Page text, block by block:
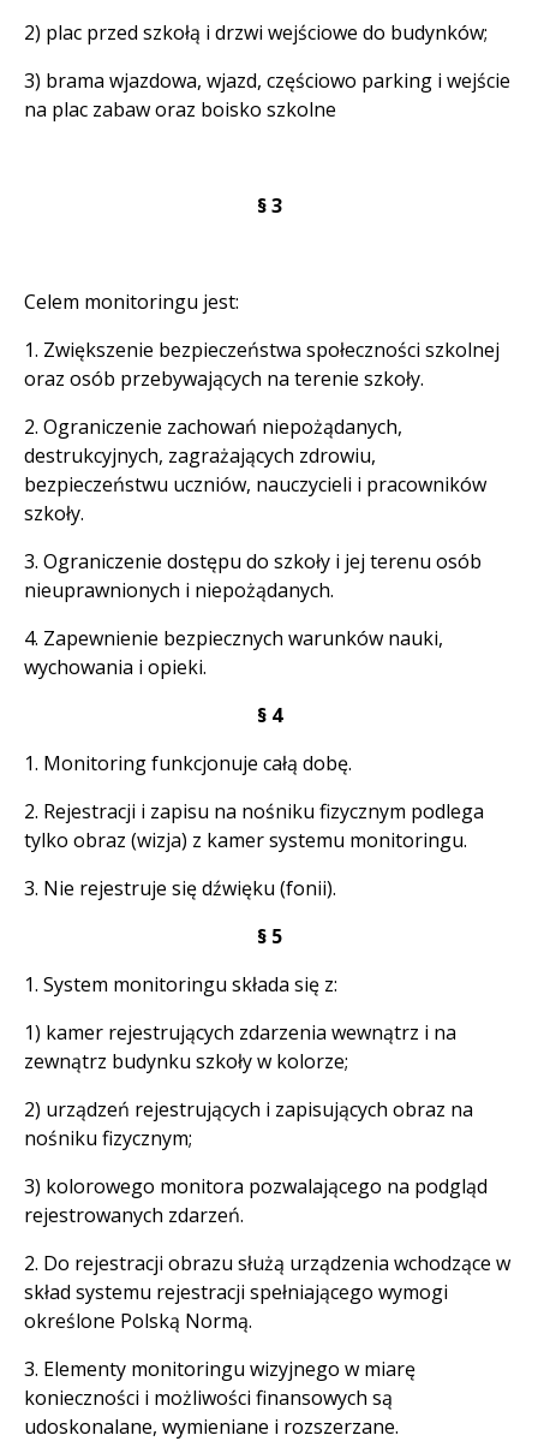
2) plac przed szkołą i drzwi wejściowe do budynków;
3) brama wjazdowa, wjazd, częściowo parking i wejście
na plac zabaw oraz boisko szkolne
§ 3
Celem monitoringu jest:
1. Zwiększenie bezpieczeństwa społeczności szkolnej
oraz osób przebywających na terenie szkoły.
2. Ograniczenie zachowań niepożądanych,
destrukcyjnych, zagrażających zdrowiu,
bezpieczeństwu uczniów, nauczycieli i pracowników
szkoły.
3. Ograniczenie dostępu do szkoły i jej terenu osób
nieuprawnionych i niepożądanych.
4. Zapewnienie bezpiecznych warunków nauki,
wychowania i opieki.
§ 4
1. Monitoring funkcjonuje całą dobę.
2. Rejestracji i zapisu na nośniku fizycznym podlega
tylko obraz (wizja) z kamer systemu monitoringu.
3. Nie rejestruje się dźwięku (fonii).
§ 5
1. System monitoringu składa się z:
1) kamer rejestrujących zdarzenia wewnątrz i na
zewnątrz budynku szkoły w kolorze;
2) urządzeń rejestrujących i zapisujących obraz na
nośniku fizycznym;
3) kolorowego monitora pozwalającego na podgląd
rejestrowanych zdarzeń.
2. Do rejestracji obrazu służą urządzenia wchodzące w
skład systemu rejestracji spełniającego wymogi
określone Polską Normą.
3. Elementy monitoringu wizyjnego w miarę
konieczności i możliwości finansowych są
udoskonalane, wymieniane i rozszerzane.